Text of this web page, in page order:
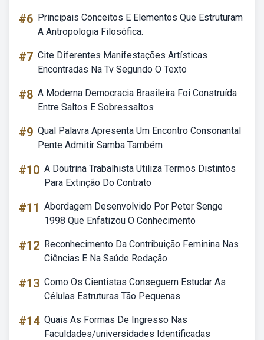
#6 Principais Conceitos E Elementos Que Estruturam
A Antropologia Filosófica.
#7 Cite Diferentes Manifestações Artísticas
Encontradas Na Tv Segundo O Texto
#8 A Moderna Democracia Brasileira Foi Construída
Entre Saltos E Sobressaltos
#9 Qual Palavra Apresenta Um Encontro Consonantal
Pente Admitir Samba Também
#10 A Doutrina Trabalhista Utiliza Termos Distintos
Para Extinção Do Contrato
#11 Abordagem Desenvolvido Por Peter Senge
1998 Que Enfatizou O Conhecimento
#12 Reconhecimento Da Contribuição Feminina Nas
Ciências E Na Saúde Redação
#13 Como Os Cientistas Conseguem Estudar As
Células Estruturas Tão Pequenas
#14 Quais As Formas De Ingresso Nas
Faculdades/universidades Identificadas